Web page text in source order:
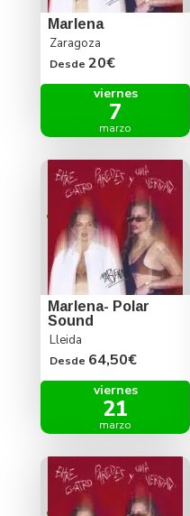
Marlena
Zaragoza
Desde 20€
viernes
7
marzo
Marlena- Polar
Sound
Lleida
Desde 64,50€
viernes
21
marzo